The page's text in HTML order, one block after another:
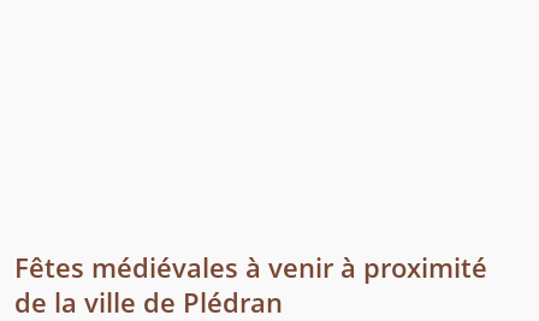
Fêtes médiévales à venir à proximité
de la ville de Plédran